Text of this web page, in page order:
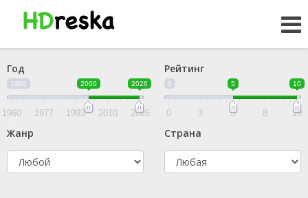
Год
1960 2000 2026
1960 1977 1993 2010 2026
Рейтинг
0 5 10
0 3 5 8 10
Жанр Страна